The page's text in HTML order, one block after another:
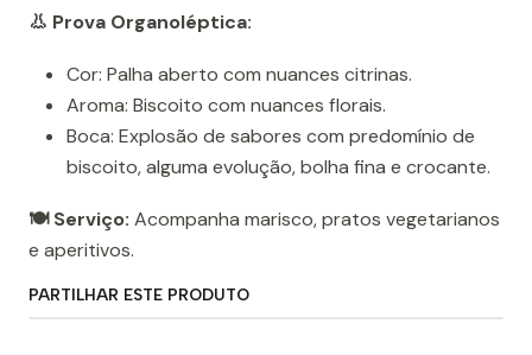
👃 Prova Organoléptica:
Cor: Palha aberto com nuances citrinas.
Aroma: Biscoito com nuances florais.
Boca: Explosão de sabores com predomínio de
biscoito, alguma evolução, bolha fina e crocante.
🍽️ Serviço: Acompanha marisco, pratos vegetarianos
e aperitivos.
PARTILHAR ESTE PRODUTO